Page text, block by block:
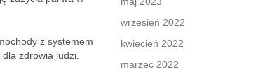
z systemem
zdrowia ludzi.
wrzesień 2022
kwiecień 2022
marzec 2022